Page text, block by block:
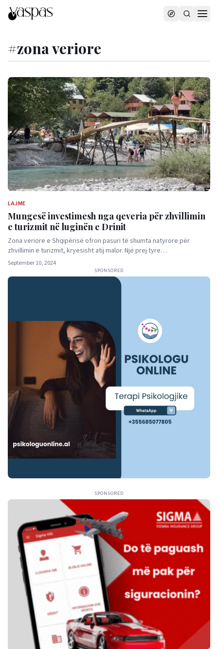
#zona veriore
LAJME
Mungesë investimesh nga qeveria për zhvillimin
e turizmit në luginën e Drinit
Zona veriore e Shqipërisë ofron pasuri të shumta natyrore për
zhvillimin e turizmit, kryesisht atij malor. Një prej tyre…
September 10, 2024
SPONSORED
SPONSORED